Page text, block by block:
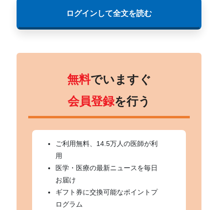
ログインして全文を読む
無料でいますぐ
会員登録を行う
ご利用無料、14.5万人の医師が利
用
医学・医療の最新ニュースを毎日
お届け
ギフト券に交換可能なポイントプ
ログラム